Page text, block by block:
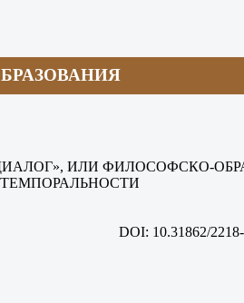
ИЛИ ФИЛОСОФСКО-
DOI: 10.31862/